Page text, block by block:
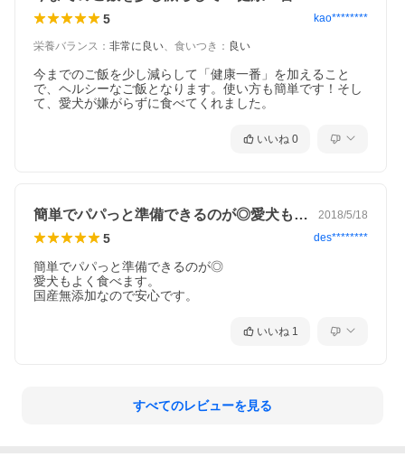
5 kao********
栄養バランス ： 非常に良い、 食いつき ： 良い
今までのご飯を少し減らして「健康一番」を加えること
で、ヘルシーなご飯となります。使い方も簡単です！そし
いいね 0
簡単でパパっと準備できるのが◎愛犬もよ… 2018/5/18
5 des********
簡単でパパっと準備できるのが◎
愛犬もよく食べます。
国産無添加なので安心です。
いいね 1
すべてのレビューを見る